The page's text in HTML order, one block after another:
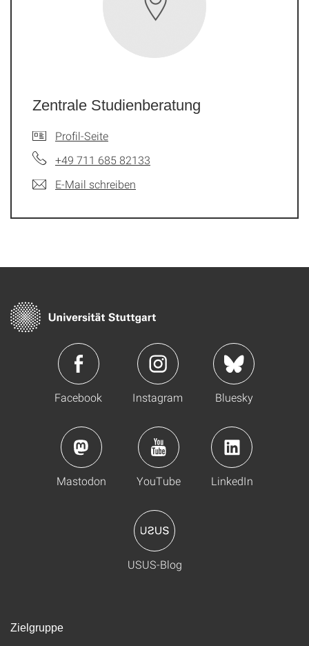
Zentrale Studienberatung
Profil-Seite
+49 711 685 82133
E-Mail schreiben
Facebook Instagram Bluesky
Mastodon YouTube LinkedIn
USUS-Blog
Zielgruppe